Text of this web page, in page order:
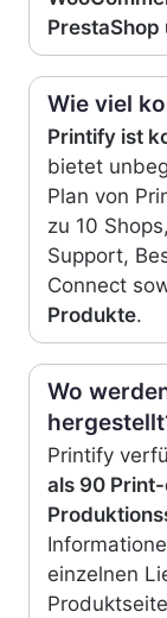
PrestaShop
Wie viel
Printify ist
bietet
Plan von
zu 10
Support,
Connect
Produkte.
Wo
Printify
als 90
einzelnen